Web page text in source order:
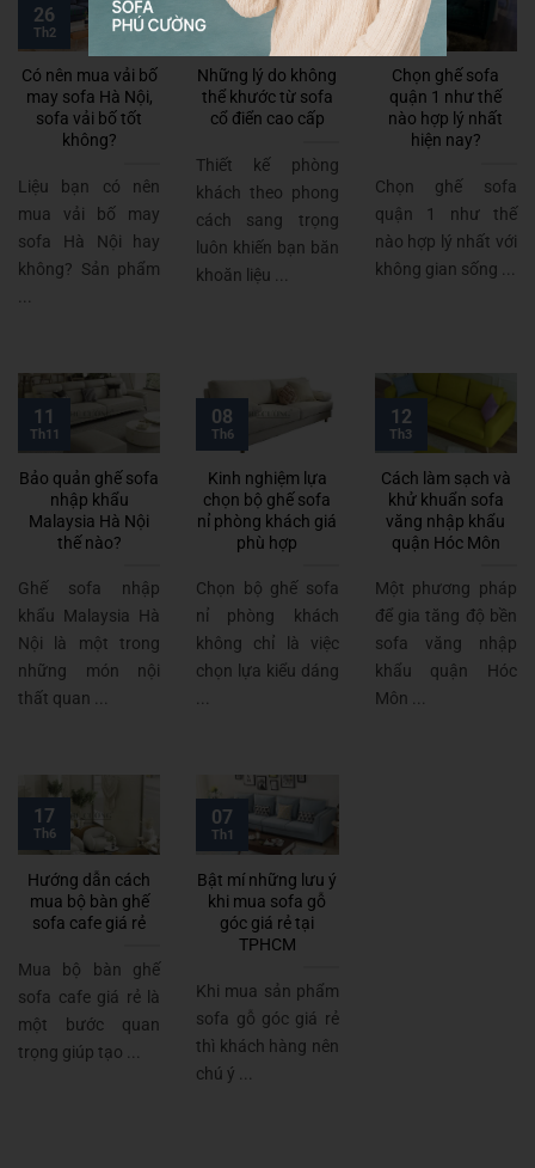
Có nên mua vải bố
may sofa Hà Nội,
sofa vải bố tốt
không?
Liệu bạn có nên
mua vải bố may
sofa Hà Nội hay
không? Sản phẩm
...
26
Th2
Những lý do không
thể khước từ sofa
cổ điển cao cấp
Thiết kế phòng
khách theo phong
cách sang trọng
luôn khiến bạn băn
khoăn liệu ...
30
Chọn ghế sofa
quận 1 như thế
nào hợp lý nhất
hiện nay?
Chọn ghế sofa
quận 1 như thế
nào hợp lý nhất với
không gian sống ...
16
Th4
Bảo quản ghế sofa
nhập khẩu
Malaysia Hà Nội
thế nào?
Ghế sofa nhập
khẩu Malaysia Hà
Nội là một trong
những món nội
thất quan ...
11
Th11
Kinh nghiệm lựa
chọn bộ ghế sofa
nỉ phòng khách giá
phù hợp
Chọn bộ ghế sofa
nỉ phòng khách
không chỉ là việc
chọn lựa kiểu dáng
...
08
Th6
Cách làm sạch và
khử khuẩn sofa
văng nhập khẩu
quận Hóc Môn
Một phương pháp
để gia tăng độ bền
sofa văng nhập
khẩu quận Hóc
Môn ...
12
Th3
Hướng dẫn cách
mua bộ bàn ghế
sofa cafe giá rẻ
Mua bộ bàn ghế
sofa cafe giá rẻ là
một bước quan
trọng giúp tạo ...
17
Th6
Bật mí những lưu ý
khi mua sofa gỗ
góc giá rẻ tại
TPHCM
Khi mua sản phẩm
sofa gỗ góc giá rẻ
thì khách hàng nên
chú ý ...
07
Th1